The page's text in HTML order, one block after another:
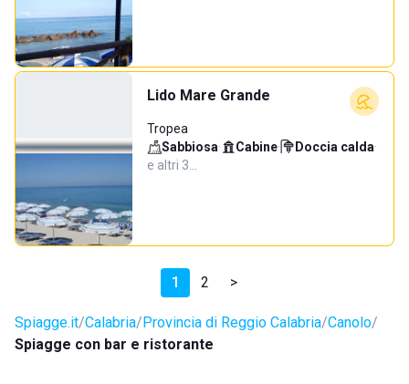
Lido Mare Grande
Tropea
Sabbiosa· Cabine· Doccia calda·
e altri 3…
1 2 >
Spiagge.it Calabria Provincia di Reggio Calabria Canolo
Spiagge con bar e ristorante